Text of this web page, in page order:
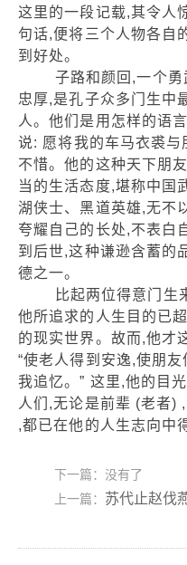
这里的一段记载,其令人
句话,便将三个人物各自
到好处。
子路和颜回,一个勇
忠厚,是孔子众多门生中
人。他们是用怎样的语
说: 愿将我的车马衣裘
不惜。他的这种天下朋
当的生活态度,堪称中国
湖侠士、黑道英雄,无不
夸耀自己的长处,不表白
到后世,这种谦逊含蓄的
德之一。
比起两位得意门生来,
他所追求的人生目的已
的现实世界。故而,他才
“使老人得到安逸,使朋
我追忆。” 这里,他的目
人们,无论是前辈 (老者)
,都已在他的人生志向中
下一篇：没有了
上一篇： 苏代止赵伐